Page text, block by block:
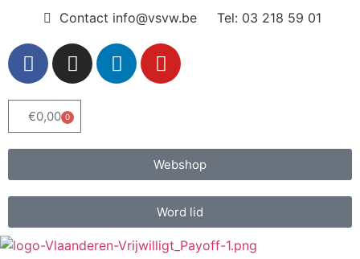
Contact info@vsvw.be Tel: 03 218 59 01
€0,00 0
Webshop
Word lid